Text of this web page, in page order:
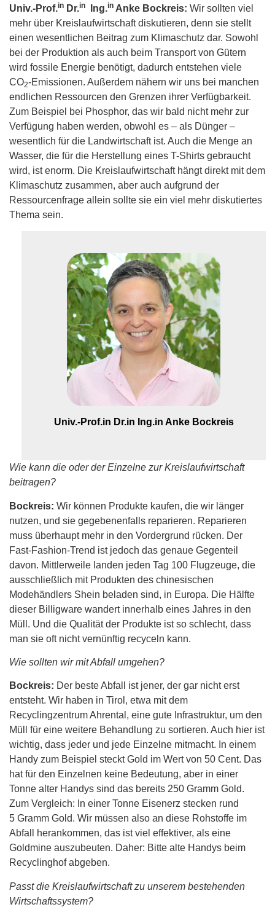
Univ.-Prof.in Dr.in Ing.in Anke Bockreis: Wir sollten viel
mehr über Kreislaufwirtschaft diskutieren, denn sie stellt
einen wesentlichen Beitrag zum Klimaschutz dar. Sowohl
bei der Produktion als auch beim Transport von Gütern
wird fossile Energie benötigt, dadurch entstehen viele
CO2-Emissionen. Außerdem nähern wir uns bei manchen
endlichen Ressourcen den Grenzen ihrer Verfügbarkeit.
Zum Beispiel bei Phosphor, das wir bald nicht mehr zur
Verfügung haben werden, obwohl es – als Dünger –
wesentlich für die Landwirtschaft ist. Auch die Menge an
Wasser, die für die Herstellung eines T-Shirts gebraucht
wird, ist enorm. Die Kreislaufwirtschaft hängt direkt mit dem
Klimaschutz zusammen, aber auch aufgrund der
Ressourcenfrage allein sollte sie ein viel mehr diskutiertes
Thema sein.
Univ.-Prof.in Dr.in Ing.in Anke Bockreis
Univ.-Prof.in Dr.in Ing.in Anke Bockreis ist
Professorin an der Universität Innsbruck. Sie leitet
den Forschungsbereich Abfallbehandlung und
Ressourcenmanagement am Institut für
Infrastruktur. Die promovierte Bauingenieurin
engagiert sich im Nachhaltigkeitsbeirat der IKB.
Der Beirat berät seit 2022 den IKB-Vorstand bzw.
das IKB-Nachhaltigkeitsmanagement.
Wie kann die oder der Einzelne zur Kreislaufwirtschaft
beitragen?
Bockreis: Wir können Produkte kaufen, die wir länger
nutzen, und sie gegebenenfalls reparieren. Reparieren
muss überhaupt mehr in den Vordergrund rücken. Der
Fast-Fashion-Trend ist jedoch das genaue Gegenteil
davon. Mittlerweile landen jeden Tag 100 Flugzeuge, die
ausschließlich mit Produkten des chinesischen
Modehändlers Shein beladen sind, in Europa. Die Hälfte
dieser Billigware wandert innerhalb eines Jahres in den
Müll. Und die Qualität der Produkte ist so schlecht, dass
man sie oft nicht vernünftig recyceln kann.
Wie sollten wir mit Abfall umgehen?
Bockreis: Der beste Abfall ist jener, der gar nicht erst
entsteht. Wir haben in Tirol, etwa mit dem
Recyclingzentrum Ahrental, eine gute Infrastruktur, um den
Müll für eine weitere Behandlung zu sortieren. Auch hier ist
wichtig, dass jeder und jede Einzelne mitmacht. In einem
Handy zum Beispiel steckt Gold im Wert von 50 Cent. Das
hat für den Einzelnen keine Bedeutung, aber in einer
Tonne alter Handys sind das bereits 250 Gramm Gold.
Zum Vergleich: In einer Tonne Eisenerz stecken rund
5 Gramm Gold. Wir müssen also an diese Rohstoffe im
Abfall herankommen, das ist viel effektiver, als eine
Goldmine auszubeuten. Daher: Bitte alte Handys beim
Recyclinghof abgeben.
Passt die Kreislaufwirtschaft zu unserem bestehenden
Wirtschaftssystem?